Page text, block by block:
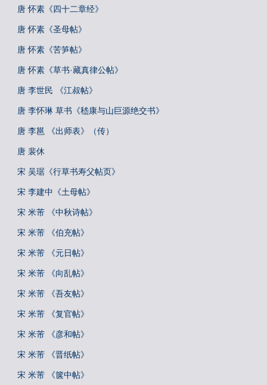
唐 怀素《四十二章经》
唐 怀素《圣母帖》
唐 怀素《苦笋帖》
唐 怀素《草书·藏真律公帖》
唐 李世民 《江叔帖》
唐 李怀琳 草书《嵇康与山巨源绝交书》
唐 李邕 《出师表》（传）
唐 裴休
宋 吴琚《行草书寿父帖页》
宋 李建中《土母帖》
宋 米芾 《中秋诗帖》
宋 米芾 《伯充帖》
宋 米芾 《元日帖》
宋 米芾 《向乱帖》
宋 米芾 《吾友帖》
宋 米芾 《复官帖》
宋 米芾 《彦和帖》
宋 米芾 《晋纸帖》
宋 米芾 《箧中帖》